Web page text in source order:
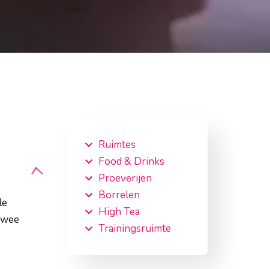
Ruimtes
Food & Drinks
Proeverijen
Borrelen
High Tea
Trainingsruimte